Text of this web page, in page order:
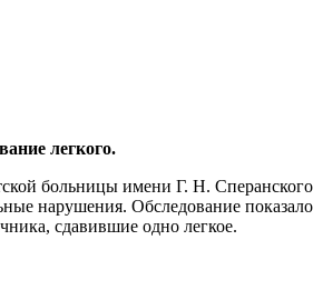
легкого.
больницы имени Г. Н.
нарушения. Обследование
сдавившие одно легкое.